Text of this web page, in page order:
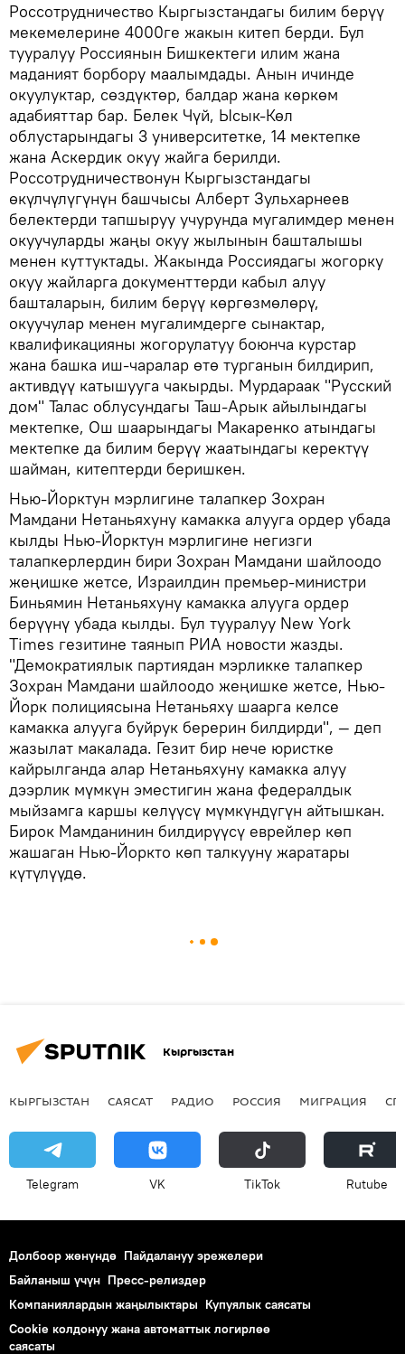
Россотрудничество Кыргызстандагы билим берүү
мекемелерине 4000ге жакын китеп берди. Бул
тууралуу Россиянын Бишкектеги илим жана
маданият борбору маалымдады. Анын ичинде
окуулуктар, сөздүктөр, балдар жана көркөм
адабияттар бар. Белек Чүй, Ысык-Көл
облустарындагы 3 университетке, 14 мектепке
жана Аскердик окуу жайга берилди.
Россотрудничествонун Кыргызстандагы
өкүлчүлүгүнүн башчысы Алберт Зульхарнеев
белектерди тапшыруу учурунда мугалимдер менен
окуучуларды жаңы окуу жылынын башталышы
менен куттуктады. Жакында Россиядагы жогорку
окуу жайларга документтерди кабыл алуу
башталарын, билим берүү көргөзмөлөрү,
окуучулар менен мугалимдерге сынактар,
квалификацияны жогорулатуу боюнча курстар
жана башка иш-чаралар өтө турганын билдирип,
активдүү катышууга чакырды. Мурдараак "Русский
дом" Талас облусундагы Таш-Арык айылындагы
мектепке, Ош шаарындагы Макаренко атындагы
мектепке да билим берүү жаатындагы керектүү
шайман, китептерди беришкен.
Нью-Йорктун мэрлигине талапкер Зохран
Мамдани Нетаньяхуну камакка алууга ордер убада
кылды Нью-Йорктун мэрлигине негизги
талапкерлердин бири Зохран Мамдани шайлоодо
жеңишке жетсе, Израилдин премьер-министри
Биньямин Нетаньяхуну камакка алууга ордер
берүүнү убада кылды. Бул тууралуу New York
Times гезитине таянып РИА новости жазды.
"Демократиялык партиядан мэрликке талапкер
Зохран Мамдани шайлоодо жеңишке жетсе, Нью-
Йорк полициясына Нетаньяху шаарга келсе
камакка алууга буйрук берерин билдирди", — деп
жазылат макалада. Гезит бир нече юристке
кайрылганда алар Нетаньяхуну камакка алуу
дээрлик мүмкүн эместигин жана федералдык
мыйзамга каршы келүүсү мүмкүндүгүн айтышкан.
Бирок Мамданинин билдирүүсү еврейлер көп
жашаган Нью-Йоркто көп талкууну жаратары
күтүлүүдө.
Кыргызстан
КЫРГЫЗСТАН САЯСАТ РАДИО РОССИЯ МИГРАЦИЯ
Telegram VK ТikТоk Rutube
Долбоор жөнүндө Пайдалануу эрежелери
Байланыш үчүн Пресс-релиздер
Компаниялардын жаңылыктары Купуялык саясаты
Cookie колдонуу жана автоматтык логирлөө
саясаты